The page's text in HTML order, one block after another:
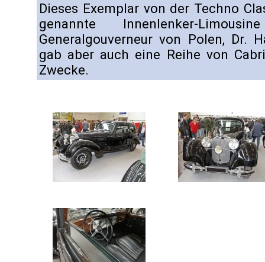
Dieses Exemplar von der Techno
genannte Innenlenker-
Generalgouverneur von Polen, Dr.
gab aber auch eine Reihe von
Zwecke.